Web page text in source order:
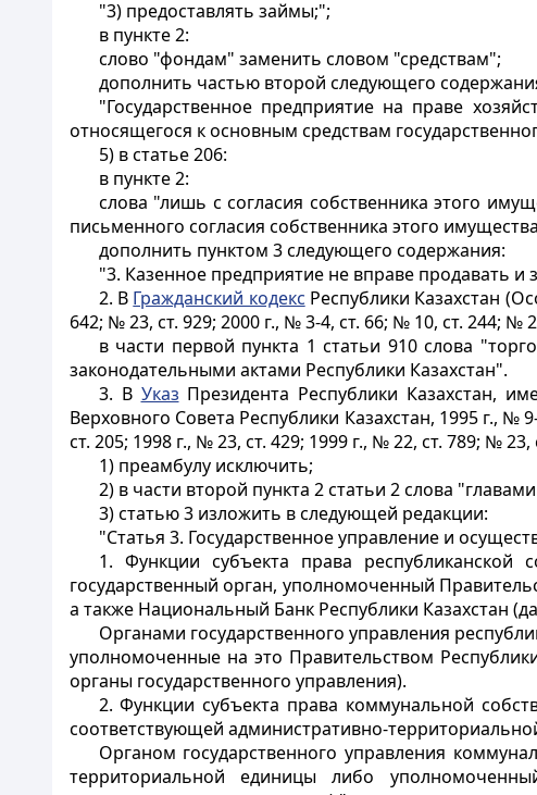
"3) предоставлять займы;";
в пункте 2:
слово "фондам" заменить словом "средствам";
дополнить частью второй следующего
"Государственное предприятие на праве
относящегося к основным средствам
5) в статье 206:
в пункте 2:
слова "лишь с согласия собственника этого
письменного согласия собственника этого
дополнить пунктом 3 следующего содержания:
"3. Казенное предприятие не вправе продавать
2. В Гражданский кодекс Республики Казахстан
642; № 23, ст. 929; 2000 г., № 3-4, ст. 66; № 10, ст. 244; №
в части первой пункта 1 статьи 910 слова
законодательными актами Республики Казахстан".
3. В Указ Президента Республики Казахстан,
Верховного Совета Республики Казахстан, 1995 г., №
ст. 205; 1998 г., № 23, ст. 429; 1999 г., № 22, ст. 789; № 23,
1) преамбулу исключить;
2) в части второй пункта 2 статьи 2 слова
3) статью 3 изложить в следующей редакции:
"Статья 3. Государственное управление и
1. Функции субъекта права республиканской
государственный орган, уполномоченный
а также Национальный Банк Республики Казахстан
Органами государственного управления
уполномоченные на это Правительством
органы государственного управления).
2. Функции субъекта права коммунальной
соответствующей административно-
Органом государственного управления
территориальной единицы либо